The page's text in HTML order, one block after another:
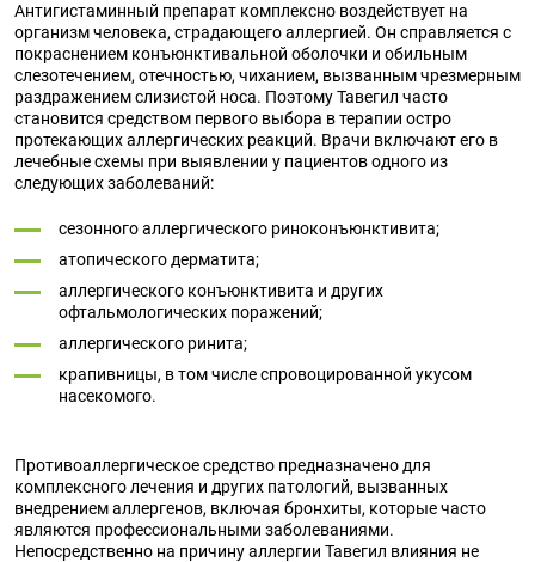
Антигистаминный препарат комплексно воздействует на
организм человека, страдающего аллергией. Он справляется с
покраснением конъюнктивальной оболочки и обильным
слезотечением, отечностью, чиханием, вызванным чрезмерным
раздражением слизистой носа. Поэтому Тавегил часто
становится средством первого выбора в терапии остро
протекающих аллергических реакций. Врачи включают его в
лечебные схемы при выявлении у пациентов одного из
следующих заболеваний:
сезонного аллергического риноконъюнктивита;
атопического дерматита;
аллергического конъюнктивита и других
офтальмологических поражений;
аллергического ринита;
крапивницы, в том числе спровоцированной укусом
насекомого.
Противоаллергическое средство предназначено для
комплексного лечения и других патологий, вызванных
внедрением аллергенов, включая бронхиты, которые часто
являются профессиональными заболеваниями.
Непосредственно на причину аллергии Тавегил влияния не